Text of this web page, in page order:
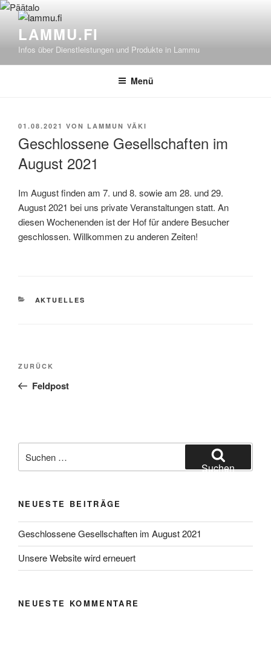
Zum
Inhalt
springenLAMMU.FI
Infos über Dienstleistungen und Produkte in Lammu
Menü
VERÖFFENTLICHT
01.08.2021 VON LAMMUN VÄKI
Geschlossene Gesellschaften im
August 2021
Im August finden am 7. und 8. sowie am 28. und 29.
August 2021 bei uns private Veranstaltungen statt. An
diesen Wochenenden ist der Hof für andere Besucher
geschlossen. Willkommen zu anderen Zeiten!
KATEGORIEN
AKTUELLES
Beitragsnavigation
Vorheriger
Beitrag
ZURÜCK
Feldpost
nach:
Suchen
NEUESTE BEITRÄGE
Geschlossene Gesellschaften im August 2021
Unsere Website wird erneuert
NEUESTE KOMMENTARE